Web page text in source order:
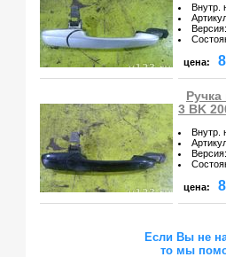
Внутр.
Версия:
цена:
3 BK
Внутр.
Версия:
цена:
Если Вы не
то мы